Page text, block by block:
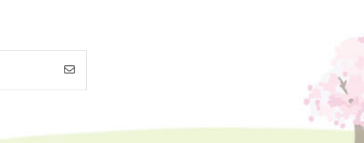
Skladem
Goki Smeták s černými